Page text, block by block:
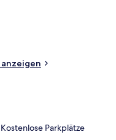
Kostenlose Parkplätze